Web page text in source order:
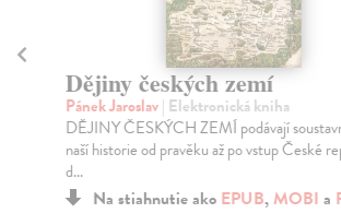
Dějiny českých zemí
Pánek Jaroslav| Elektronická kniha
DĚJINY ČESKÝCH ZEMÍ podávají
naší historie od pravěku až po vstup České
d...
Na stiahnutie ako EPUB,MOBI a